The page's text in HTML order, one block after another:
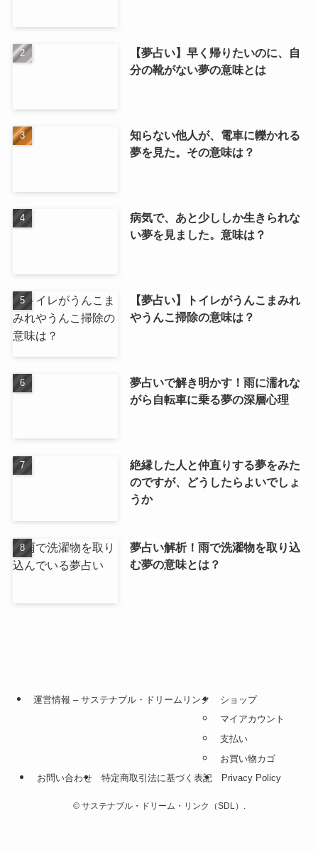
【夢占い】早く帰りたいのに、自
分の靴がない夢の意味とは
知らない他人が、電車に轢かれる
夢を見た。その意味は？
病気で、あと少ししか生きられな
い夢を見ました。意味は？
【夢占い】トイレがうんこまみれ
やうんこ掃除の意味は？
夢占いで解き明かす！雨に濡れな
がら自転車に乗る夢の深層心理
絶縁した人と仲直りする夢をみた
のですが、どうしたらよいでしょ
うか
夢占い解析！雨で洗濯物を取り込
む夢の意味とは？
運営情報 – サステナブル・ドリームリンク
ショップ
マイアカウント
支払い
お買い物カゴ
お問い合わせ
特定商取引法に基づく表記 Privacy Policy
©サステナブル・ドリーム・リンク（SDL）.